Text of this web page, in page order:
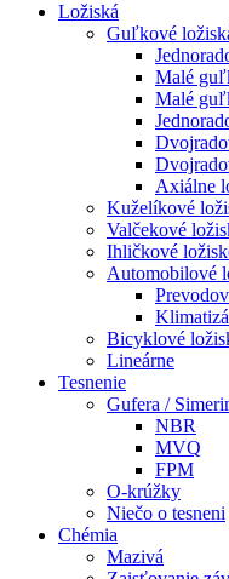
Ložiská
Guľkové
Malé
Malé
Axiálne
Kuželíkové
Valčekové
Ihličkové
Automobilové
Bicyklové
Lineárne
Tesnenie
Gufera /
NBR
MVQ
FPM
O-krúžky
Niečo o tesneni
Chémia
Mazivá